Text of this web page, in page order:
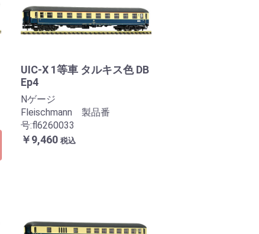
UIC-X 1等車 タルキス色 DB
Ep4
Nゲージ
Fleischmann 製品番
号:fl6260033
￥9,460 税込